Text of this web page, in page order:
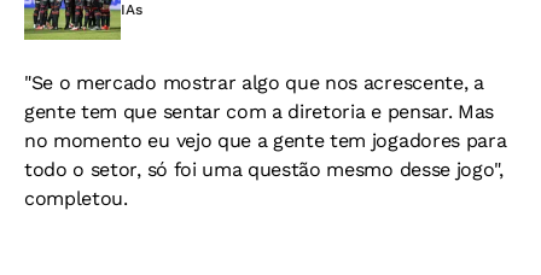
IAs
"Se o mercado mostrar algo que nos acrescente, a
gente tem que sentar com a diretoria e pensar. Mas
no momento eu vejo que a gente tem jogadores para
todo o setor, só foi uma questão mesmo desse jogo",
completou.